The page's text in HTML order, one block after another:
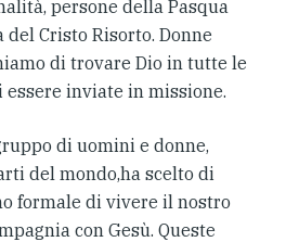
persone della Pasqua
Cristo Risorto. Donne
di trovare Dio in tutte le
essere inviate in missione.
di uomini e donne,
del mondo,ha scelto di
formale di vivere il nostro
con Gesù. Queste